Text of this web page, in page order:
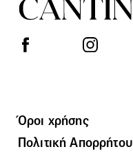
Όροι χρήσης
Πολιτική Απορρήτου